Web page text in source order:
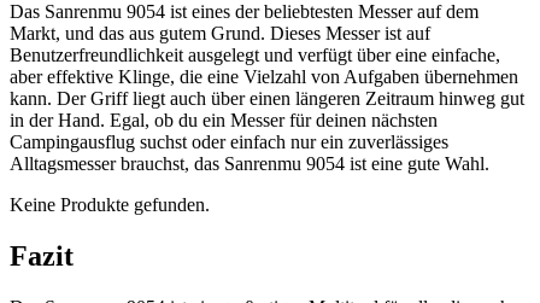
Das Sanrenmu 9054 ist eines der beliebtesten Messer auf dem
Markt, und das aus gutem Grund. Dieses Messer ist auf
Benutzerfreundlichkeit ausgelegt und verfügt über eine einfache,
aber effektive Klinge, die eine Vielzahl von Aufgaben übernehmen
kann. Der Griff liegt auch über einen längeren Zeitraum hinweg gut
in der Hand. Egal, ob du ein Messer für deinen nächsten
Campingausflug suchst oder einfach nur ein zuverlässiges
Alltagsmesser brauchst, das Sanrenmu 9054 ist eine gute Wahl.
Keine Produkte gefunden.
Fazit